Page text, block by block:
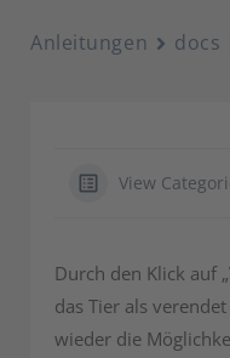
Anleitungen docs
View
Durch den Klick auf
das Tier als
wieder die